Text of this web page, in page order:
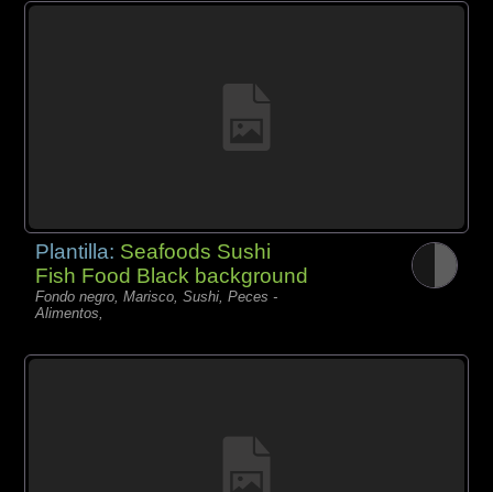
Plantilla: Seafoods Sushi
Fish Food Black background
Fondo negro, Marisco, Sushi, Peces -
Alimentos,